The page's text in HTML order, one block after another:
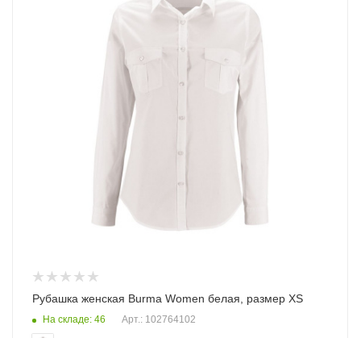
Рубашка женская Burma Women белая, размер XS
На складе: 46 Арт.: 102764102